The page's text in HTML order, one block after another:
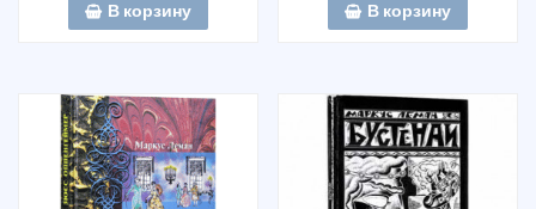
В корзину В корзину